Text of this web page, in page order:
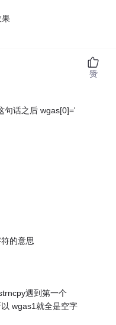
果
句话之后 wgas[0]='
的意思
遇到第一个
wgas1就全是空字
赞